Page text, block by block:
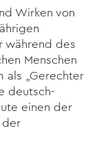
Wirken von
während des
Men­schen
als „Gerechter
deutsch-
einen der